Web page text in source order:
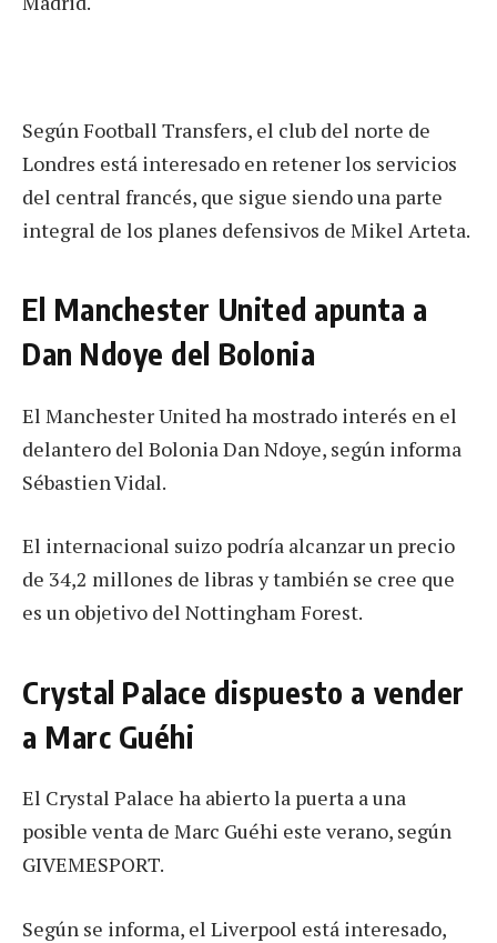
Según Football Transfers, el club del norte de
Londres está interesado en retener los servicios
del central francés, que sigue siendo una parte
integral de los planes defensivos de Mikel Arteta.
El Manchester United apunta a
Dan Ndoye del Bolonia
El Manchester United ha mostrado interés en el
delantero del Bolonia Dan Ndoye, según informa
Sébastien Vidal.
El internacional suizo podría alcanzar un precio
de 34,2 millones de libras y también se cree que
es un objetivo del Nottingham Forest.
Crystal Palace dispuesto a vender
a Marc Guéhi
El Crystal Palace ha abierto la puerta a una
posible venta de Marc Guéhi este verano, según
GIVEMESPORT.
Según se informa, el Liverpool está interesado,